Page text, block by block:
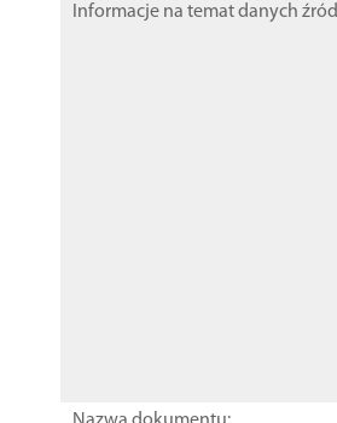
Informacje na temat danych